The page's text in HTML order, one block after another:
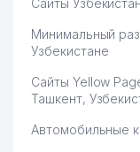
Сайты
Минимальный
Узбекистане
Сайты Yellow
Ташкент,
Автомобильные